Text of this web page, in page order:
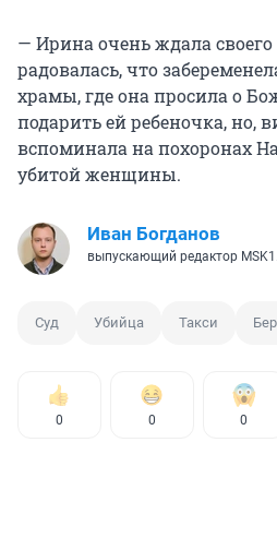
— Ирина очень ждала
радовалась, что
храмы, где она просила о
подарить ей ребеночка, но,
вспоминала на похоронах
убитой женщины.
Иван Богданов
выпускающий редактор
Суд Убийца Такси
0 0 0